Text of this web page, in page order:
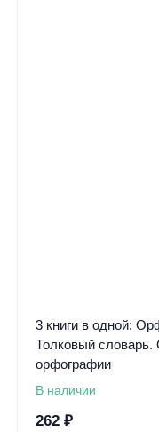
3 книги в одной:
Толковый словарь.
орфографии
В наличии
262 ₽